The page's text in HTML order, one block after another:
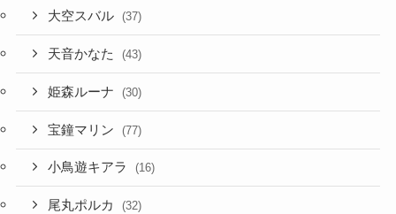
大空スバル (37)
天音かなた (43)
姫森ルーナ (30)
宝鐘マリン (77)
小鳥遊キアラ (16)
尾丸ポルカ (32)